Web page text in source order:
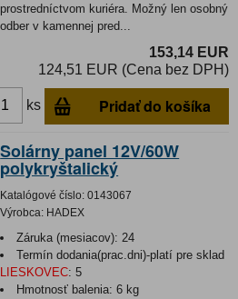
prostredníctvom kuriéra. Možný len osobný
odber v kamennej pred...
153,14 EUR
124,51 EUR (Cena bez DPH)
ks Pridať do košíka
Solárny panel 12V/60W
polykryštalický
Katalógové číslo: 0143067
Výrobca: HADEX
Záruka (mesiacov): 24
Termín dodania(prac.dni)-platí pre sklad
LIESKOVEC: 5
Hmotnosť balenia:6 kg